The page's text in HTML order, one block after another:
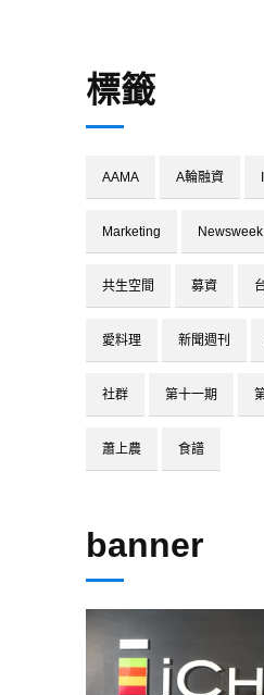
標籤
AAMA A輪融資
Marketing Newsweek
共生空間 募資
愛料理 新聞週刊
社群 第十一期
蕭上農 食譜
banner